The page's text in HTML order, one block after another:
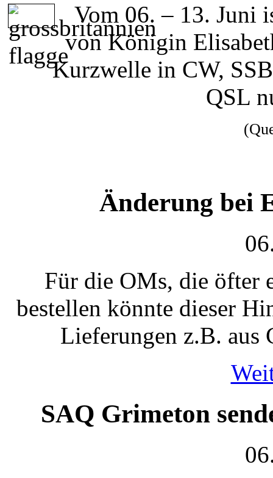
Vom 06. – 13. Juni
von Königin
Kurzwelle in CW,
QSL
Änderung bei
Für die OMs, die öfter
bestellen könnte dieser
Lieferungen z.B. aus
SAQ Grimeton